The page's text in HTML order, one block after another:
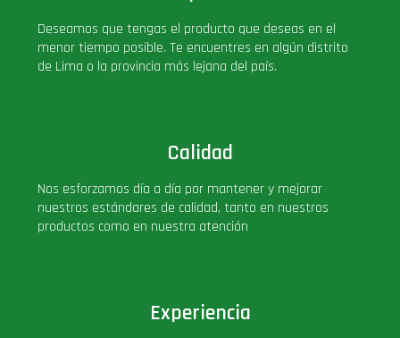
PLUS!
Plush
Pop Rides
Deseamos que tengas el producto que deseas en el
menor tiempo posible. Te encuentres en algún distrito
de Lima o la provincia más lejana del país.
Calidad
Nos esforzamos día a día por mantener y mejorar
nuestros estándares de calidad, tanto en nuestros
productos como en nuestra atención
Experiencia